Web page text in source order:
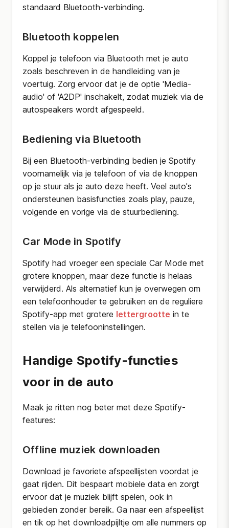
standaard Bluetooth-verbinding.
Bluetooth koppelen
Koppel je telefoon via Bluetooth met je auto
zoals beschreven in de handleiding van je
voertuig. Zorg ervoor dat je de optie 'Media-
audio' of 'A2DP' inschakelt, zodat muziek via de
autospeakers wordt afgespeeld.
Bediening via Bluetooth
Bij een Bluetooth-verbinding bedien je Spotify
voornamelijk via je telefoon of via de knoppen
op je stuur als je auto deze heeft. Veel auto's
ondersteunen basisfuncties zoals play, pauze,
volgende en vorige via de stuurbediening.
Car Mode in Spotify
Spotify had vroeger een speciale Car Mode met
grotere knoppen, maar deze functie is helaas
verwijderd. Als alternatief kun je overwegen om
een telefoonhouder te gebruiken en de reguliere
Spotify-app met grotere lettergrootte in te
stellen via je telefooninstellingen.
Handige Spotify-functies
voor in de auto
Maak je ritten nog beter met deze Spotify-
features:
Offline muziek downloaden
Download je favoriete afspeellijsten voordat je
gaat rijden. Dit bespaart mobiele data en zorgt
ervoor dat je muziek blijft spelen, ook in
gebieden zonder bereik. Ga naar een afspeellijst
en tik op het downloadpijltje om alle nummers op